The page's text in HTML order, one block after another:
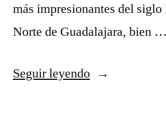
más impresionantes del
Norte de Guadalajara, bien …
Seguir leyendo«Teleféricos